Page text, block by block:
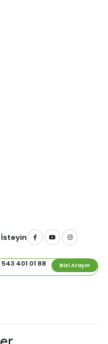
401 01 88 Bizi Arayın